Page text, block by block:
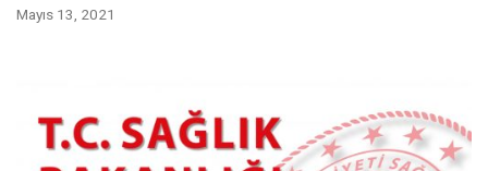
Mayıs 13, 2021